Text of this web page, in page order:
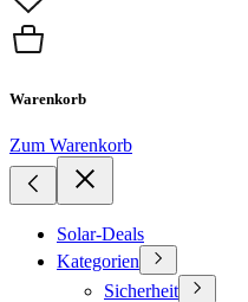
Warenkorb
Zum Warenkorb
Solar-Deals
Kategorien
Sicherheit